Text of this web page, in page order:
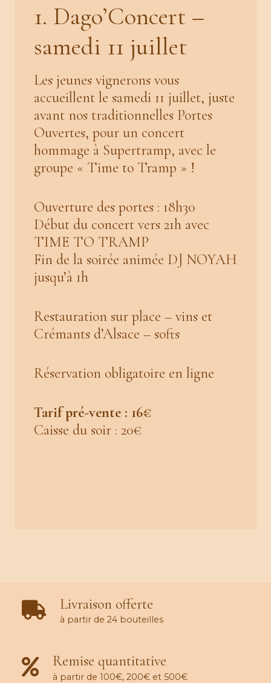
1. Dago’Concert –
samedi 11 juillet
Les jeunes vignerons vous
accueillent le samedi 11 juillet, juste
avant nos traditionnelles Portes
Ouvertes, pour un concert
hommage à Supertramp, avec le
groupe « Time to Tramp » !
Ouverture des portes : 18h30
Début du concert vers 21h avec
TIME TO TRAMP
Fin de la soirée animée DJ NOYAH
jusqu’à 1h
Restauration sur place – vins et
Crémants d’Alsace – softs
Réservation obligatoire en ligne
Tarif pré-vente : 16€
Caisse du soir : 20€
Livraison offerte
à partir de 24 bouteilles
Remise quantitative
à partir de 100€, 200€ et 500€